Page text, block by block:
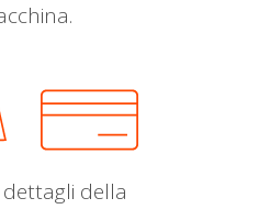
dettagli della